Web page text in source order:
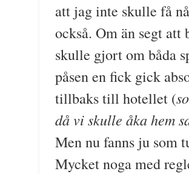
att jag inte skulle få
också. Om än segt att
skulle gjort om båda
påsen en fick gick
tillbaks till hotellet (
då vi skulle åka hem
Men nu fanns ju som
Mycket noga med